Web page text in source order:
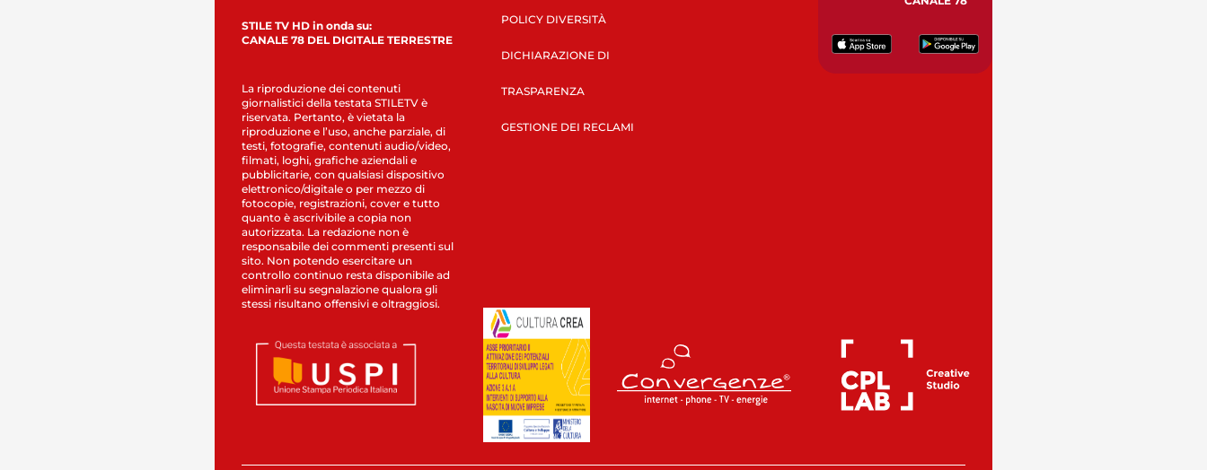
STILE TV HD in onda su:
CANALE 78 DEL DIGITALE TERRESTRE
La riproduzione dei contenuti
giornalistici della testata STILETV è
riservata. Pertanto, è vietata la
riproduzione e l’uso, anche parziale, di
testi, fotografie, contenuti audio/video,
filmati, loghi, grafiche aziendali e
pubblicitarie, con qualsiasi dispositivo
elettronico/digitale o per mezzo di
fotocopie, registrazioni, cover e tutto
quanto è ascrivibile a copia non
autorizzata. La redazione non è
responsabile dei commenti presenti sul
sito. Non potendo esercitare un
controllo continuo resta disponibile ad
eliminarli su segnalazione qualora gli
stessi risultano offensivi e oltraggiosi.
POLICY DIVERSITÀ
DICHIARAZIONE DI
TRASPARENZA
GESTIONE DEI RECLAMI